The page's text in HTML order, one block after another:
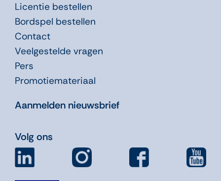
Licentie bestellen
Bordspel bestellen
Contact
Veelgestelde vragen
Pers
Promotiemateriaal
Aanmelden nieuwsbrief
Volg ons